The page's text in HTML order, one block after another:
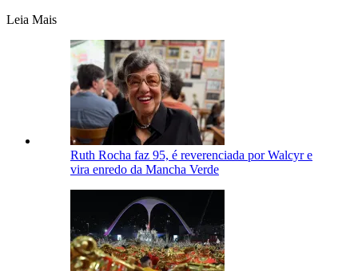
Leia Mais
Ruth Rocha faz 95, é reverenciada por Walcyr e
vira enredo da Mancha Verde